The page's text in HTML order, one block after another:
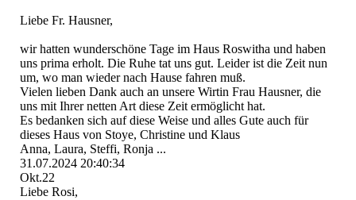
Liebe Fr. Hausner,
wir hatten wunderschöne Tage im Haus Roswitha und haben
uns prima erholt. Die Ruhe tat uns gut. Leider ist die Zeit nun
um, wo man wieder nach Hause fahren muß.
Vielen lieben Dank auch an unsere Wirtin Frau Hausner, die
uns mit Ihrer netten Art diese Zeit ermöglicht hat.
Es bedanken sich auf diese Weise und alles Gute auch für
dieses Haus von Stoye, Christine und Klaus
Anna, Laura, Steffi, Ronja ...
31.07.2024 20:40:34
Okt.22
Liebe Rosi,